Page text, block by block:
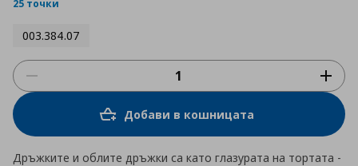
25 точки
003.384.07
Добави в кошницата
Дръжките и облите дръжки са като глазурата на тортата -